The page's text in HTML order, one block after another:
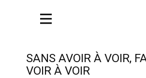
SANS AVOIR À VOIR,
VOIR À VOIR